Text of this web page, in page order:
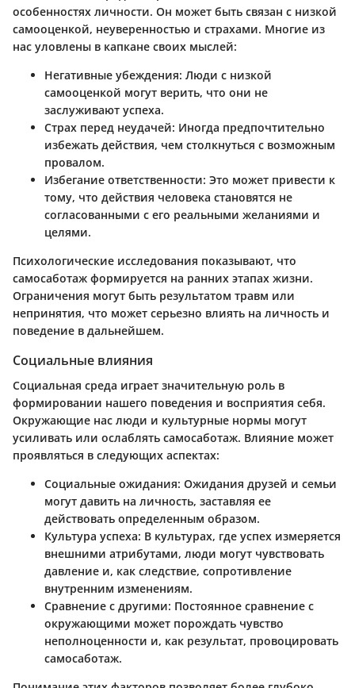
особенностях личности. Он может быть связан с низкой
самооценкой, неуверенностью и страхами. Многие из
нас уловлены в капкане своих мыслей:
Негативные убеждения: Люди с низкой
самооценкой могут верить, что они не
заслуживают успеха.
Страх перед неудачей: Иногда предпочтительно
избежать действия, чем столкнуться с возможным
провалом.
Избегание ответственности: Это может привести к
тому, что действия человека становятся не
согласованными с его реальными желаниями и
целями.
Психологические исследования показывают, что
самосаботаж формируется на ранних этапах жизни.
Ограничения могут быть результатом травм или
непринятия, что может серьезно влиять на личность и
поведение в дальнейшем.
Социальные влияния
Социальная среда играет значительную роль в
формировании нашего поведения и восприятия себя.
Окружающие нас люди и культурные нормы могут
усиливать или ослаблять самосаботаж. Влияние может
проявляться в следующих аспектах:
Социальные ожидания: Ожидания друзей и семьи
могут давить на личность, заставляя ее
действовать определенным образом.
Культура успеха: В культурах, где успех измеряется
внешними атрибутами, люди могут чувствовать
давление и, как следствие, сопротивление
внутренним изменениям.
Сравнение с другими: Постоянное сравнение с
окружающими может порождать чувство
неполноценности и, как результат, провоцировать
самосаботаж.